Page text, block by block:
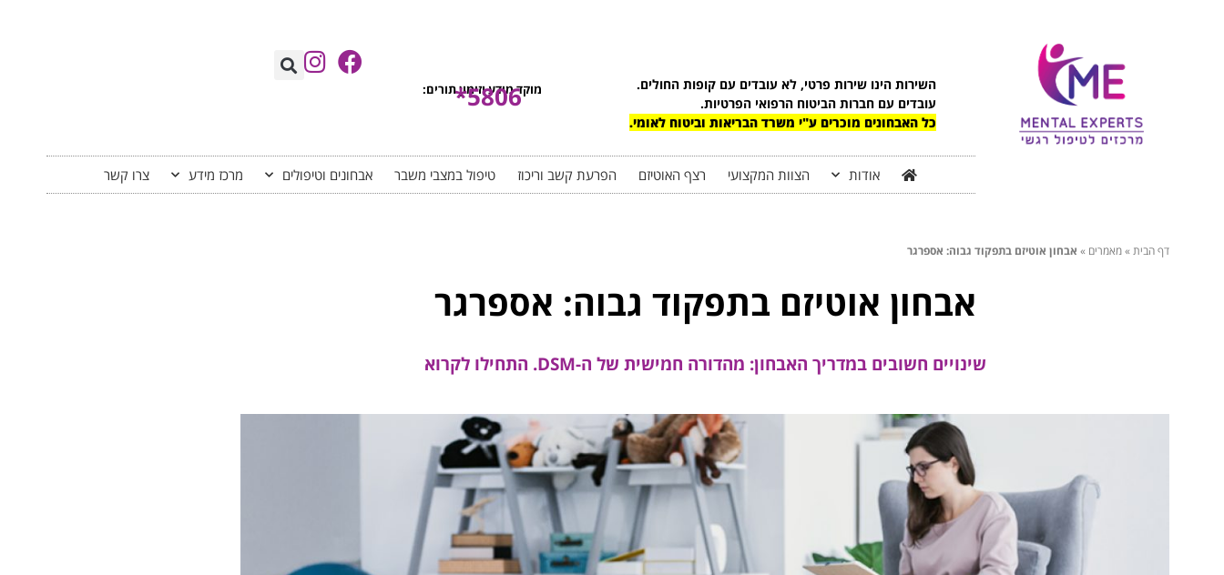
השירות הינו שירות פרטי, לא עובדים עם קופות החולים.
עובדים עם חברות הביטוח הרפואי הפרטיות.
כל האבחונים מוכרים ע"י משרד הבריאות וביטוח לאומי.
מוקד מידע וזימון תורים:
5806*
אודות הצוות המקצועי רצף האוטיזם הפרעת קשב וריכוז טיפול במצבי משבר אבחונים וטיפולים מרכז מידע צרו קשר
דף הבית»מאמרים » אבחון אוטיזם בתפקוד גבוה: אספרגר
אבחון אוטיזם בתפקוד גבוה: אספרגר
שינויים חשובים במדריך האבחון: מהדורה חמישית של ה-DSM. התחילו לקרוא